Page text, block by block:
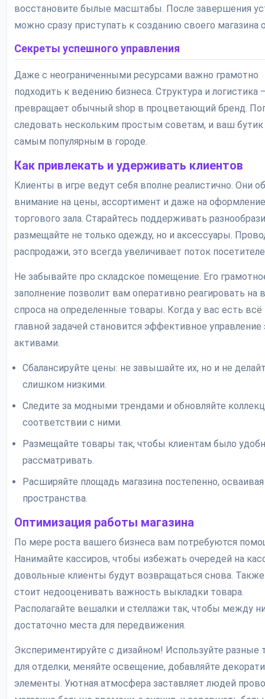
восстановите былые масштабы. После завершения
можно сразу приступать к созданию своего магазина
Секреты успешного управления
Даже с неограниченными ресурсами важно грамотно
подходить к ведению бизнеса. Структура и логистика
превращает обычный shop в процветающий бренд.
следовать нескольким простым советам, и ваш бутик
самым популярным в городе.
Как привлекать и удерживать клиентов
Клиенты в игре ведут себя вполне реалистично. Они
внимание на цены, ассортимент и даже на оформление
торгового зала. Старайтесь поддерживать
размещайте не только одежду, но и аксессуары.
распродажи, это всегда увеличивает поток
Не забывайте про складское помещение. Его
заполнение позволит вам оперативно реагировать на
спроса на определенные товары. Когда у вас есть всё
главной задачей становится эффективное управление
активами.
Сбалансируйте цены: не завышайте их, но и не
слишком низкими.
Следите за модными трендами и обновляйте
соответствии с ними.
Размещайте товары так, чтобы клиентам было
рассматривать.
Расширяйте площадь магазина постепенно,
пространства.
Оптимизация работы магазина
По мере роста вашего бизнеса вам потребуются
Нанимайте кассиров, чтобы избежать очередей на
довольные клиенты будут возвращаться снова.
стоит недооценивать важность выкладки товара.
Располагайте вешалки и стеллажи так, чтобы между
достаточно места для передвижения.
Экспериментируйте с дизайном! Используйте разные
для отделки, меняйте освещение, добавляйте
элементы. Уютная атмосфера заставляет людей